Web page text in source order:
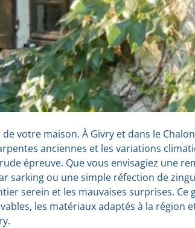
votre maison. À Givry et dans le
anciennes et les variations
épreuve. Que vous envisagiez une
sarking ou une simple réfection de
serein et les mauvaises surprises. Ce
les matériaux adaptés à la région